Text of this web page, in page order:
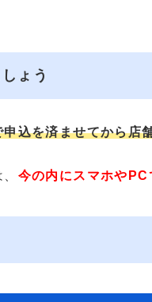
ょう
申込を済ませてから店
今の内にスマホやPC